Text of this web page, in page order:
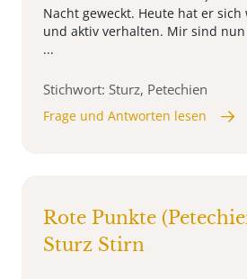
Nacht geweckt. Heute hat er
und aktiv verhalten. Mir sind
...
Stichwort: Sturz, Petechien
Frage und Antworten lesen
Rote Punkte
Sturz Stirn